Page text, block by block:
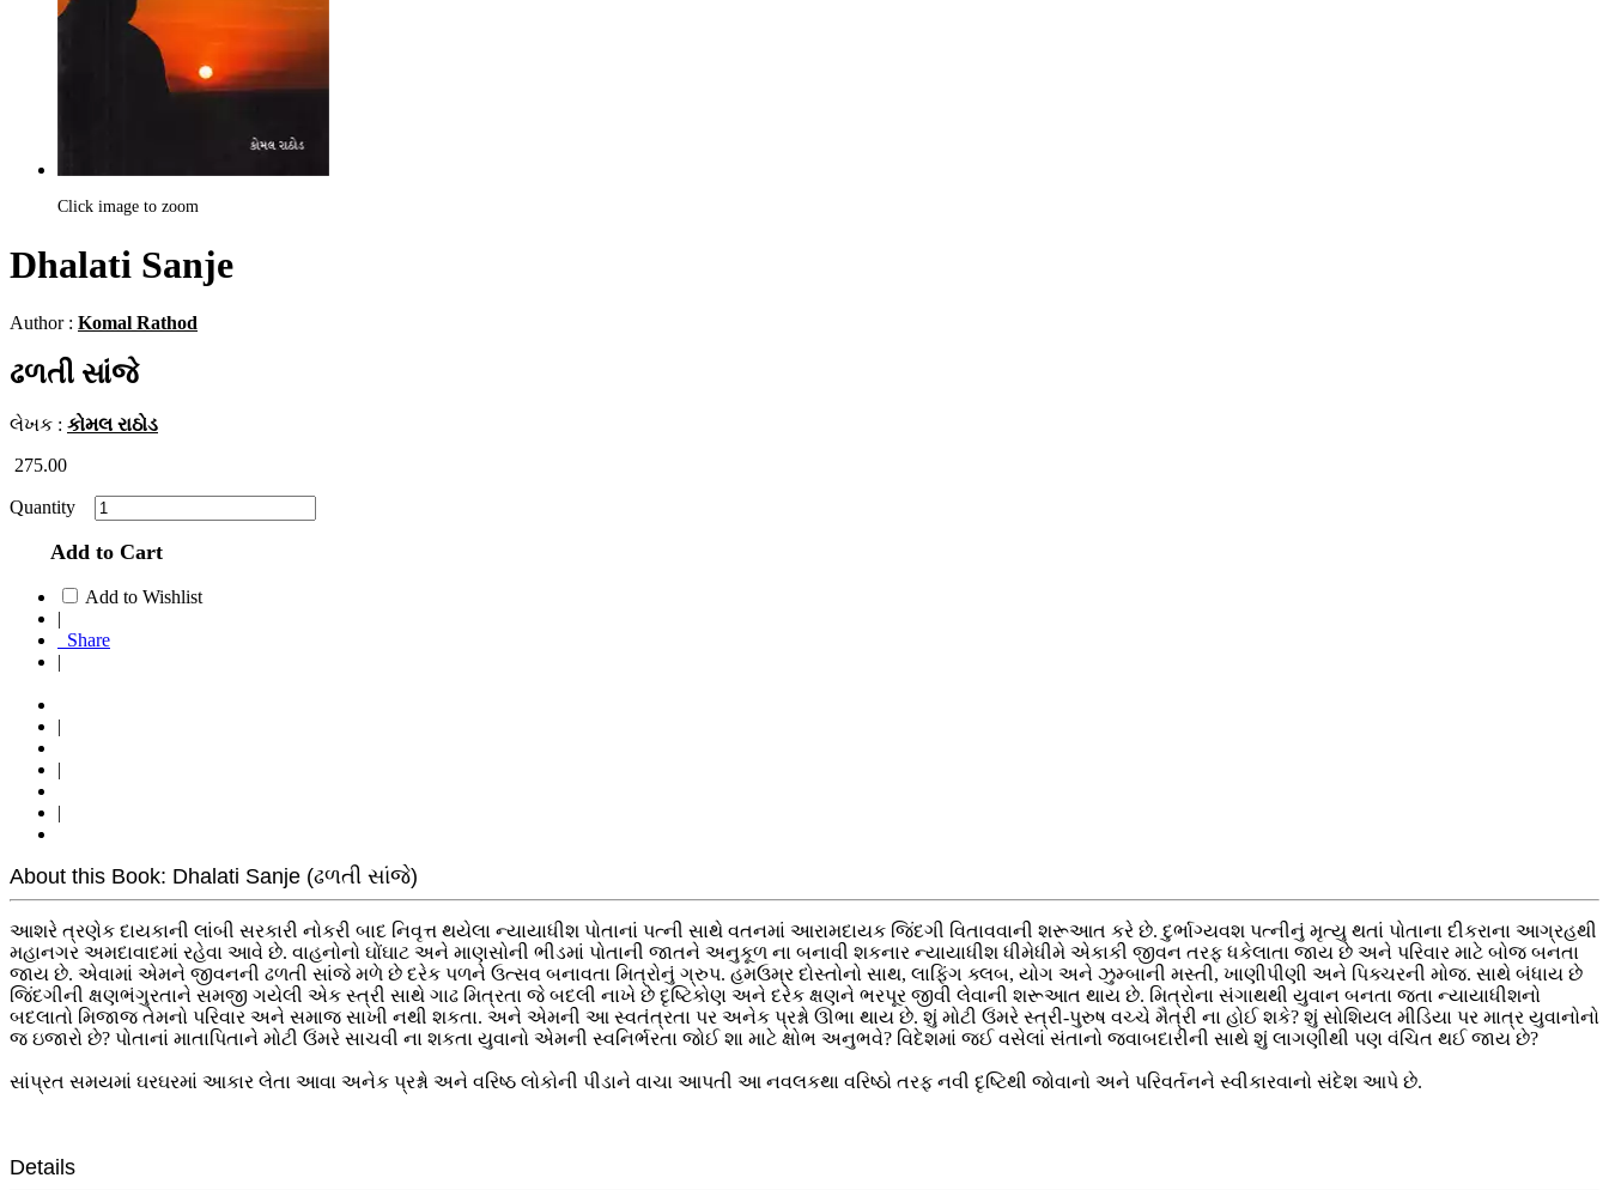
Click image to zoom
Dhalati Sanje
Author : Komal Rathod
ઢળતી સાંજે
લેખક : કોમલ રાઠોડ
275.00
Quantity
Add to Cart
Add to Wishlist
|
Share
|
|
|
|
About this Book: Dhalati Sanje (ઢળતી સાંજે)
આશરે ત્રણેક દાયકાની લાંબી સરકારી નોકરી બાદ નિવૃત્ત થયેલા ન્યાયાધીશ પોતાનાં પત્ની સાથે વતનમાં આરામદાયક જિંદગી વિતાવવાની શરૂઆત કરે છે. દુર્ભાગ્યવશ પત્નીનું મૃત્યુ થતાં પોતાના દીકરાના આગ્રહથી
મહાનગર અમદાવાદમાં રહેવા આવે છે. વાહનોનો ઘોંઘાટ અને માણસોની ભીડમાં પોતાની જાતને અનુકૂળ ના બનાવી શકનાર ન્યાયાધીશ ધીમેધીમે એકાકી જીવન તરફ ધકેલાતા જાય છે અને પરિવાર માટે બોજ બનતા
જાય છે. એવામાં એમને જીવનની ઢળતી સાંજે મળે છે દરેક પળને ઉત્સવ બનાવતા મિત્રોનું ગ્રુપ. હમઉમ્ર દોસ્તોનો સાથ, લાફિંગ ક્લબ, યોગ અને ઝુમ્બાની મસ્તી, ખાણીપીણી અને પિક્ચરની મોજ. સાથે બંધાય છે
જિંદગીની ક્ષણભંગુરતાને સમજી ગયેલી એક સ્ત્રી સાથે ગાઢ મિત્રતા જે બદલી નાખે છે દૃષ્ટિકોણ અને દરેક ક્ષણને ભરપૂર જીવી લેવાની શરૂઆત થાય છે. મિત્રોના સંગાથથી યુવાન બનતા જતા ન્યાયાધીશનો
બદલાતો મિજાજ તેમનો પરિવાર અને સમાજ સાખી નથી શકતા. અને એમની આ સ્વતંત્રતા પર અનેક પ્રશ્નો ઊભા થાય છે. શું મોટી ઉંમરે સ્ત્રી-પુરુષ વચ્ચે મૈત્રી ના હોઈ શકે? શું સોશિયલ મીડિયા પર માત્ર યુવાનોનો
જ ઇજારો છે? પોતાનાં માતાપિતાને મોટી ઉંમરે સાચવી ના શકતા યુવાનો એમની સ્વનિર્ભરતા જોઈ શા માટે ક્ષોભ અનુભવે? વિદેશમાં જઈ વસેલાં સંતાનો જવાબદારીની સાથે શું લાગણીથી પણ વંચિત થઈ જાય છે?
સાંપ્રત સમયમાં ઘરઘરમાં આકાર લેતા આવા અનેક પ્રશ્નો અને વરિષ્ઠ લોકોની પીડાને વાચા આપતી આ નવલકથા વરિષ્ઠો તરફ નવી દૃષ્ટિથી જોવાનો અને પરિવર્તનને સ્વીકારવાનો સંદેશ આપે છે.
Details